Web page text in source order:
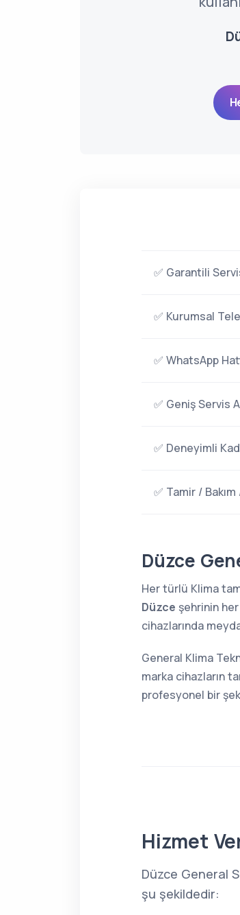
✅ Garantili
✅ Kurumsal
✅ WhatsApp
✅ Geniş Servis
✅ Deneyimli
✅ Tamir /
Düzce
Her türlü Klima
Düzce şehrinin
cihazlarında
General Klima
marka cihazların
profesyonel bir
Hizmet
Düzce General
şu şekildedir: